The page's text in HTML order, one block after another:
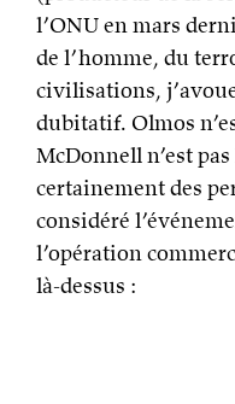
l’ONU en mars
de l’homme, du
civilisations,
dubitatif. Olmos
McDonnell n’est
certainement des
considéré
l’opération
là-dessus :